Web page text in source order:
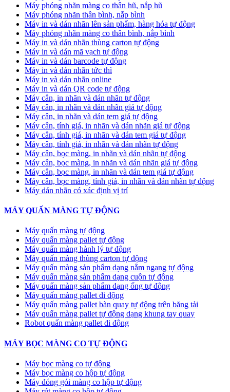
Máy phóng nhãn màng co thân hũ, nắp hũ
Máy phóng nhãn thân bình, nắp bình
Máy in và dán nhãn lên sản phẩm, hàng hóa tự động
Máy phóng nhãn màng co thân bình, nắp bình
Máy in và dán nhãn thùng carton tự động
Máy in và dán mã vạch tự động
Máy in và dán barcode tự động
Máy in và dán nhãn tức thì
Máy in và dán nhãn online
Máy in và dán QR code tự động
Máy cân, in nhãn và dán nhãn tự động
Máy cân, in nhãn và dán nhãn giá tự động
Máy cân, in nhãn và dán tem giá tự động
Máy cân, tính giá, in nhãn và dán nhãn giá tự động
Máy cân, tính giá, in nhãn và dán tem giá tự động
Máy cân, tính giá, in nhãn và dán nhãn tự động
Máy cân, bọc màng, in nhãn và dán nhãn tự động
Máy cân, bọc màng, in nhãn và dán nhãn giá tự động
Máy cân, bọc màng, in nhãn và dán tem giá tự động
Máy cân, bọc màng, tính giá, in nhãn và dán nhãn tự động
Máy dán nhãn có xác định vị trí
MÁY QUẤN MÀNG TỰ ĐỘNG
Máy quấn màng tự động
​Máy quấn màng pallet tự động
Máy quấn màng hành lý tự động
Máy quấn màng thùng carton tự động
Máy quấn màng sản phẩm dạng nằm ngang tự động
Máy quấn màng sản phẩm dạng cuộn tự động
Máy quấn màng sản phẩm dạng ống tự động
Máy quấn màng pallet di động
Máy quấn màng pallet bàn quay tự động trên băng tải
Máy quấn màng pallet tự động dạng khung tay quay
Robot quấn màng pallet di động
MÁY BỌC MÀNG CO TỰ ĐỘNG
Máy bọc màng co tự động
Máy bọc màng co hộp tự động
Máy đóng gói màng co hộp tự động